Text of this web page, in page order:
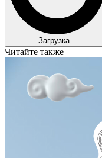
Загрузка...
Читайте также